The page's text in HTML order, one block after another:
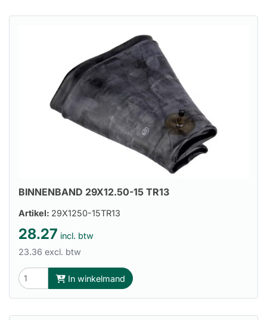
BINNENBAND 29X12.50-15 TR13
Artikel: 29X1250-15TR13
28.27 incl. btw
23.36 excl. btw
In winkelmand